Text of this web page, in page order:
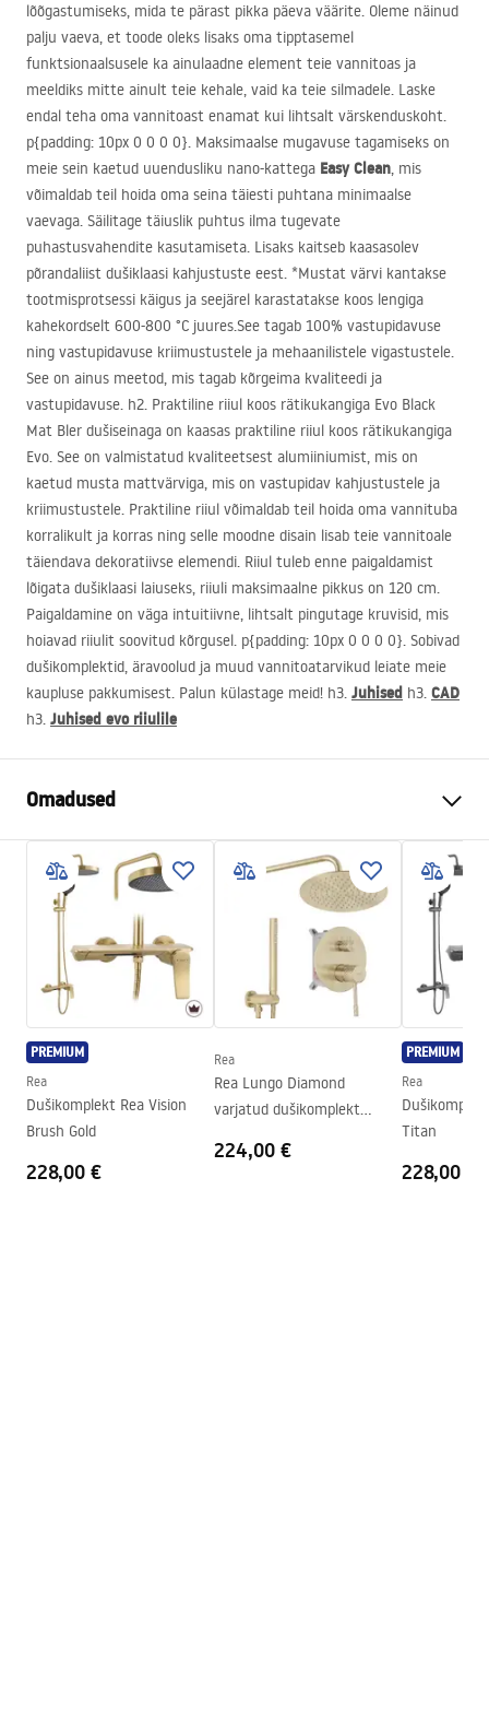
lõõgastumiseks, mida te pärast pikka päeva väärite. Oleme näinud
palju vaeva, et toode oleks lisaks oma tipptasemel
funktsionaalsusele ka ainulaadne element teie vannitoas ja
meeldiks mitte ainult teie kehale, vaid ka teie silmadele. Laske
endal teha oma vannitoast enamat kui lihtsalt värskenduskoht.
p{padding: 10px 0 0 0 0}. Maksimaalse mugavuse tagamiseks on
meie sein kaetud uuendusliku nano-kattega Easy Clean, mis
võimaldab teil hoida oma seina täiesti puhtana minimaalse
vaevaga. Säilitage täiuslik puhtus ilma tugevate
puhastusvahendite kasutamiseta. Lisaks kaitseb kaasasolev
põrandaliist dušiklaasi kahjustuste eest. *Mustat värvi kantakse
tootmisprotsessi käigus ja seejärel karastatakse koos lengiga
kahekordselt 600-800 °C juures.See tagab 100% vastupidavuse
ning vastupidavuse kriimustustele ja mehaanilistele vigastustele.
See on ainus meetod, mis tagab kõrgeima kvaliteedi ja
vastupidavuse. h2. Praktiline riiul koos rätikukangiga Evo Black
Mat Bler dušiseinaga on kaasas praktiline riiul koos rätikukangiga
Evo. See on valmistatud kvaliteetsest alumiiniumist, mis on
kaetud musta mattvärviga, mis on vastupidav kahjustustele ja
kriimustustele. Praktiline riiul võimaldab teil hoida oma vannituba
korralikult ja korras ning selle moodne disain lisab teie vannitoale
täiendava dekoratiivse elemendi. Riiul tuleb enne paigaldamist
lõigata dušiklaasi laiuseks, riiuli maksimaalne pikkus on 120 cm.
Paigaldamine on väga intuitiivne, lihtsalt pingutage kruvisid, mis
hoiavad riiulit soovitud kõrgusel. p{padding: 10px 0 0 0 0}. Sobivad
dušikomplektid, äravoolud ja muud vannitoatarvikud leiate meie
kaupluse pakkumisest. Palun külastage meid! h3. Juhised h3. CAD
h3. Juhised evo riiulile
Omadused
Suurus (uks x sein)
Värv
Walk-in
Klaasi värvus
Transparent 8mm
Seria
Bler
Dušikabiini suund
Universaalne
Garantii
PREMIUM
Rea
Dušikomplekt Rea Vision
Brush Gold
228,00 €
Rea
Rea Lungo Diamond
varjatud dušikomplekt
224,00 €
PREMIUM
Rea
Titan
228,00 €